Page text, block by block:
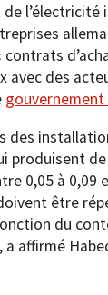
l’électricité
avec des
gouvernement
des
produisent
0,05 à 0,09
être
du
affirmé